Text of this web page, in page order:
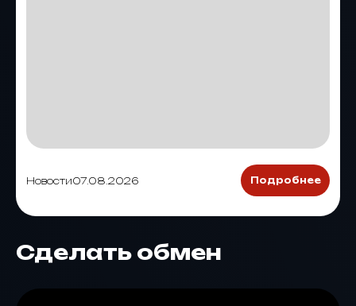
Новости07.08.2026 Подробнее
Сделать обмен